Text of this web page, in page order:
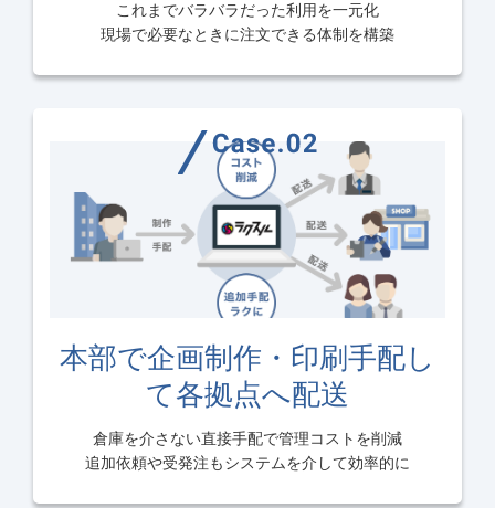
これまでバラバラだった利用を一元化
現場で必要なときに注文できる体制を構築
本部で企画制作・印刷手配し
て各拠点へ配送
倉庫を介さない直接手配で管理コストを削減
追加依頼や受発注もシステムを介して効率的に